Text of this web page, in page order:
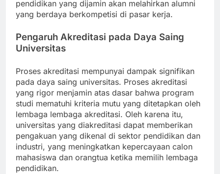
pendidikan yang dijamin akan melahirkan alumni
yang berdaya berkompetisi di pasar kerja.
Pengaruh Akreditasi pada Daya Saing
Universitas
Proses akreditasi mempunyai dampak signifikan
pada daya saing universitas. Proses akreditasi
yang rigor menjamin atas dasar bahwa program
studi mematuhi kriteria mutu yang ditetapkan oleh
lembaga lembaga akreditasi. Oleh karena itu,
universitas yang diakreditasi dapat memberikan
pengakuan yang dikenal di sektor pendidikan dan
industri, yang meningkatkan kepercayaan calon
mahasiswa dan orangtua ketika memilih lembaga
pendidikan.